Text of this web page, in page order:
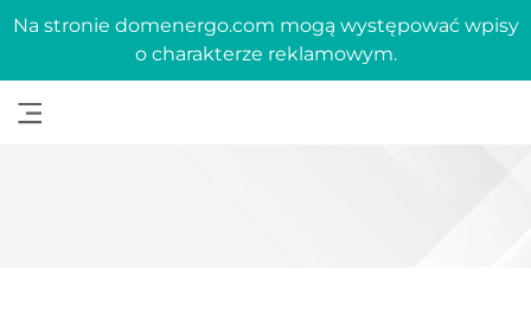
Na stronie domenergo.com mogą występować wpisy
o charakterze reklamowym.